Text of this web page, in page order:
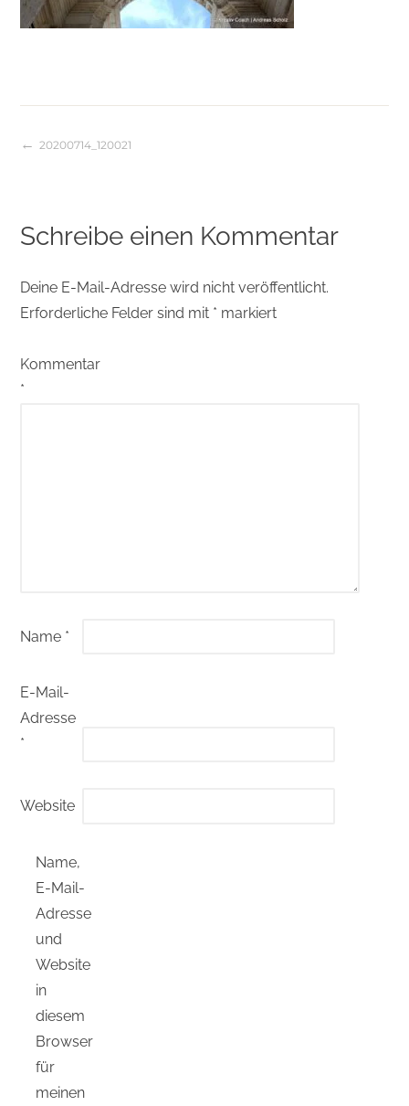
Beitragsnavigation
20200714_120021
Schreibe einen Kommentar
Deine E-Mail-Adresse wird nicht veröffentlicht.
Erforderliche Felder sind mit * markiert
Kommentar
*
Name *
E-Mail-
Adresse
*
Website
Name,
E-Mail-
Adresse
und
Website
in
diesem
Browser
für
meinen